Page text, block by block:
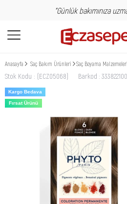
"Günlük bakımınıza
Anasayfa Saç Bakım Ürünleri Saç Boyama Malzemeleri
Stok Kodu (ECZ05068) Barkod :
Kargo Bedava
Fırsat Ürünü